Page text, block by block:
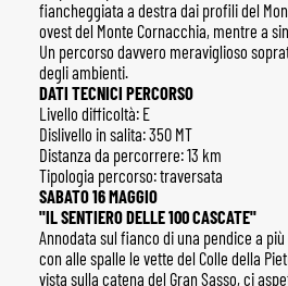
fiancheggiata a destra dai profili del
ovest del Monte Cornacchia, mentre a
Un percorso davvero meraviglioso
degli ambienti.
DATI TECNICI PERCORSO
Livello difficoltà: E
Dislivello in salita: 350 MT
Distanza da percorrere: 13 km
Tipologia percorso: traversata
SABATO 16 MAGGIO
"IL SENTIERO DELLE 100 CASCATE"
Annodata sul fianco di una pendice a
con alle spalle le vette del Colle della
vista sulla catena del Gran Sasso, ci